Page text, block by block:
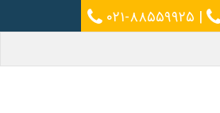
۰۲۱-۸۸۵۵۹۹۲۵ |